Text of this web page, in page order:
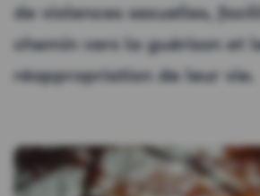
de violences sexuelles,
chemin vers la guérison et
réappropriation de leur vie.